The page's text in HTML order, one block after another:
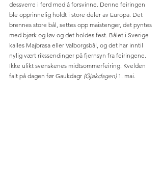
dessverre i ferd med å forsvinne. Denne feiringen
ble opprinnelig holdt i store deler av Europa. Det
brennes store bål, settes opp maistenger, det pyntes
med bjørk og løv og det holdes fest. Bålet i Sverige
kalles Majbrasa eller Valborgsbål, og det har inntil
nylig vært rikssendinger på fjernsyn fra feiringene.
Ikke ulikt svenskenes midtsommerfeiring. Kvelden
falt på dagen før Gaukdagr (Gjøkdagen) 1. mai.